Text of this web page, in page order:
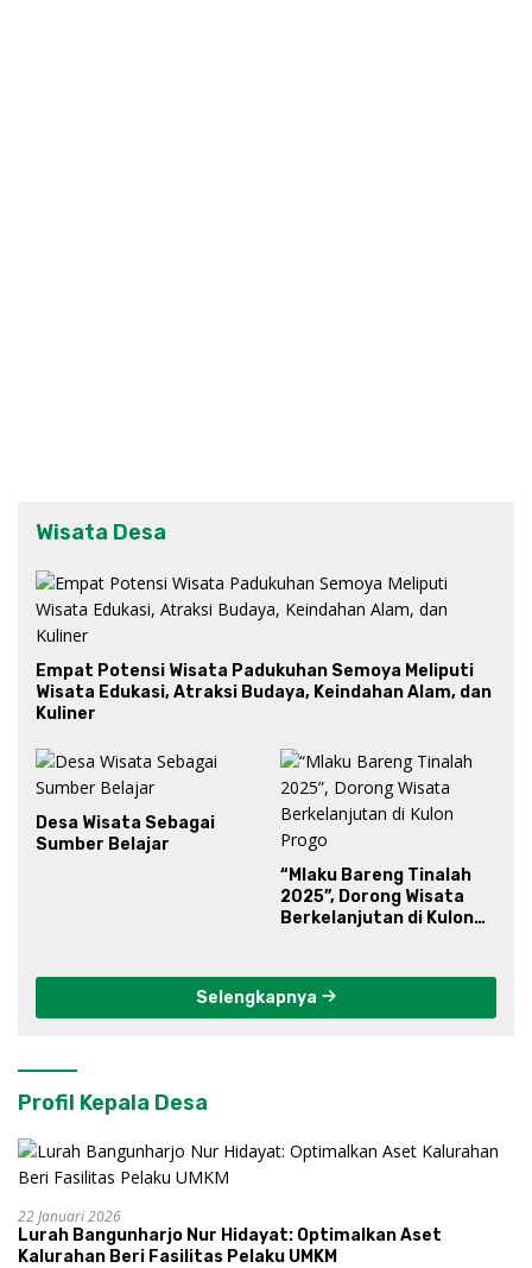
Wisata Desa
Empat Potensi Wisata Padukuhan Semoya Meliputi
Wisata Edukasi, Atraksi Budaya, Keindahan Alam, dan
Kuliner
Desa Wisata Sebagai
Sumber Belajar
“Mlaku Bareng Tinalah
2025”, Dorong Wisata
Berkelanjutan di Kulon
Selengkapnya
Profil Kepala Desa
22 Januari 2026
Lurah Bangunharjo Nur Hidayat: Optimalkan Aset
Kalurahan Beri Fasilitas Pelaku UMKM